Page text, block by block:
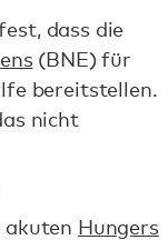
dass die
(BNE) für
bereitstellen.
nicht
akuten Hungers